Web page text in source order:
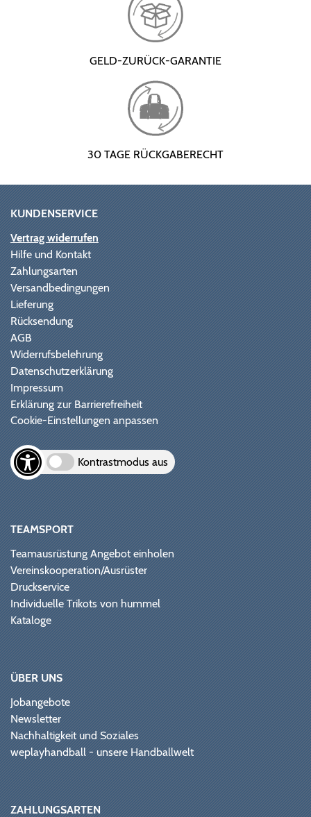
GELD-ZURÜCK-GARANTIE
30 TAGE RÜCKGABERECHT
KUNDENSERVICE
Vertrag widerrufen
Hilfe und Kontakt
Zahlungsarten
Versandbedingungen
Lieferung
Rücksendung
AGB
Widerrufsbelehrung
Datenschutzerklärung
Impressum
Erklärung zur Barrierefreiheit
Cookie-Einstellungen anpassen
Kontrastmodus aus
TEAMSPORT
Teamausrüstung Angebot einholen
Vereinskooperation/Ausrüster
Druckservice
Individuelle Trikots von hummel
Kataloge
ÜBER UNS
Jobangebote
Newsletter
Nachhaltigkeit und Soziales
weplayhandball - unsere Handballwelt
ZAHLUNGSARTEN